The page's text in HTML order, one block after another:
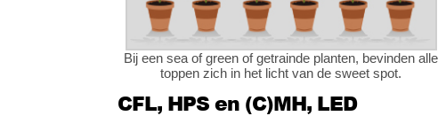
Bij een sea of green of getrainde planten, bevinden alle
toppen zich in het licht van de sweet spot.
CFL, HPS en (C)MH, LED